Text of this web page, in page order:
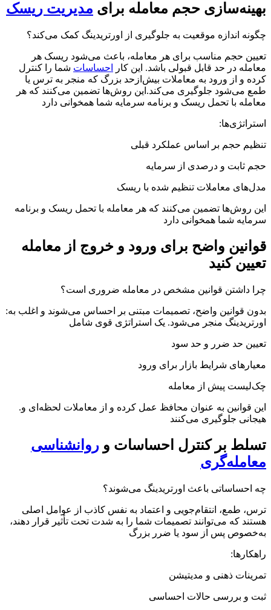
بهینه‌سازی حجم معامله برای مدیریت ریسک
چگونه اندازه موقعیت به جلوگیری از اورتریدینگ کمک می‌کند؟
تعیین حجم مناسب برای هر معامله، باعث می‌شود ریسک هر
معامله در حد قابل قبولی باشد. این کار
احساسات شما را کنترل
کرده و از ورود به معاملات بیش‌ازحد بزرگ که منجر به ترس یا
طمع می‌شود جلوگیری می‌کند.این روش‌ها تضمین می‌کنند که هر
معامله با تحمل ریسک و برنامه سرمایه شما همخوانی دارد
:استراتژی‌ها
تنظیم حجم بر اساس عملکرد قبلی
حجم ثابت و درصدی از سرمایه
مدل‌های معاملات تنظیم شده با ریسک
این روش‌ها تضمین می‌کنند که هر معامله با تحمل ریسک و برنامه
سرمایه شما همخوانی دارد
قوانین واضح برای ورود و خروج از معامله
تعیین کنید
چرا داشتن قوانین مشخص در معامله ضروری است؟
:بدون قوانین واضح، تصمیمات مبتنی بر احساس می‌شوند و اغلب به
اورتریدینگ منجر می‌شود. یک استراتژی قوی شامل
تعیین حد ضرر و حد سود
معیارهای شرایط بازار برای ورود
چک‌لیست پیش از معامله
.این قوانین به عنوان محافظ عمل کرده و از معاملات لحظه‌ای و
هیجانی جلوگیری می‌کنند
تسلط بر کنترل احساسات و روانشناسی
معامله‌گری
چه احساساتی باعث اورتریدینگ می‌شوند؟
ترس، طمع، انتقام‌جویی و اعتماد به نفس کاذب از عوامل اصلی
هستند که می‌توانند تصمیمات شما را به شدت تحت تأثیر قرار دهند،
به‌خصوص پس از سود یا ضرر بزرگ
:راهکارها
تمرینات ذهنی و مدیتیشن
ثبت و بررسی حالات احساسی